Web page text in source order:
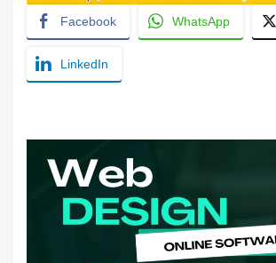
Facebook WhatsApp
LinkedIn